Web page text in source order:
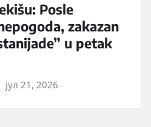
Posle
zakazan
u petak
јул 21, 2026